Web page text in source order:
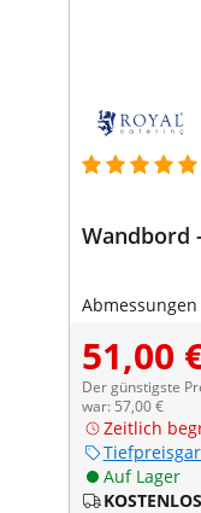
Wandbord
Abmessungen
51,00
Der günstigste
war: 57,00 €
Zeitlich
Auf Lager